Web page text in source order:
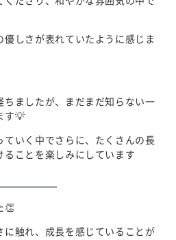
優しさが表れていたように感じま
ちましたが、まだまだ知らない一
す💡
ていく中でさらに、たくさんの長
ることを楽しみにしています
👏
に触れ、成長を感じていることが